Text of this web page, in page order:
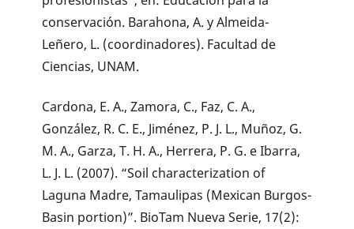
conservación. Barahona, A. y Almeida-
Leñero, L. (coordinadores). Facultad de
Ciencias, UNAM.
Cardona, E. A., Zamora, C., Faz, C. A.,
González, R. C. E., Jiménez, P. J. L., Muñoz, G.
M. A., Garza, T. H. A., Herrera, P. G. e Ibarra,
L. J. L. (2007). “Soil characterization of
Laguna Madre, Tamaulipas (Mexican Burgos-
Basin portion)”. BioTam Nueva Serie, 17(2):